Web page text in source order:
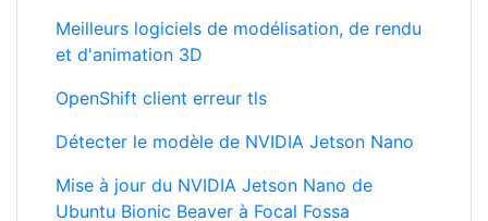
OpenShift client erreur tls
Détecter le modèle de NVIDIA Jetson Nano
Mise à jour du NVIDIA Jetson Nano de
Ubuntu Bionic Beaver à Focal Fossa
Mise à jour du NVIDIA Jetson Xavier AGX de
Ubuntu Bionic Beaver à Focal Fossa